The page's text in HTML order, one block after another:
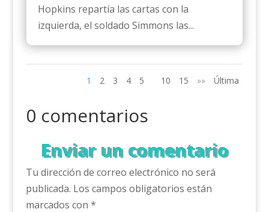
Hopkins repartía las cartas con la
izquierda, el soldado Simmons las...
1 2 3 4 5 10 15 »» Última
0 comentarios
Enviar un comentario
Tu dirección de correo electrónico no será
publicada. Los campos obligatorios están
marcados con *